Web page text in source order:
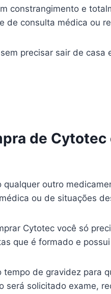
constrangimento e
de consulta médica ou
precisar sair de casa
de Cytotec
qualquer outro
ou de situações
Cytotec você só
que é formado e
de gravidez para
será solicitado exame,